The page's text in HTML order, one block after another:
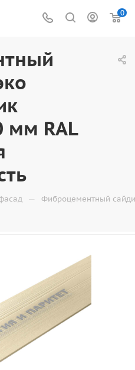
0
мм RAL
— Фиброцементный